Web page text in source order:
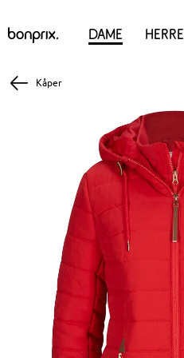
Dame Herre
Kåper